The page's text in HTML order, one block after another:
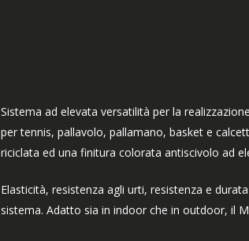
Sistema ad elevata versatilità per la
per tennis, pallavolo, pallamano, basket e
riciclata ed una finitura colorata antiscivolo ad
Elasticità, resistenza agli urti, resistenza e
sistema. Adatto sia in indoor che in outdoor, il